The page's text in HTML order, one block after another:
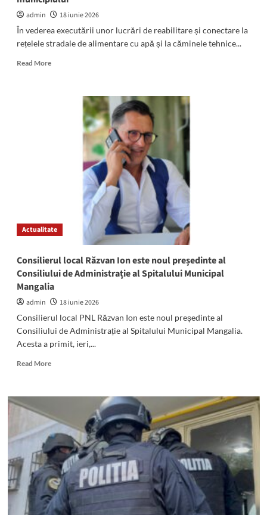
beton
pe
admin
18 iunie 2026
În vederea executării unor lucrări de reabilitare și conectare la
rețelele stradale de alimentare cu apă și la căminele tehnice...
Read MoreRead
Constanța:
programată
municipiului
Actualitate
Consilierul local Răzvan Ion este noul președinte al
Consiliului de Administrație al Spitalului Municipal
Mangalia
admin
18 iunie 2026
Consilierul local PNL Răzvan Ion este noul președinte al
Consiliului de Administrație al Spitalului Municipal Mangalia.
Acesta a primit, ieri,...
Read MoreRead
Consilierul
Răzvan
Ion
este
noul
președinte
al
Consiliului
de
Administrație